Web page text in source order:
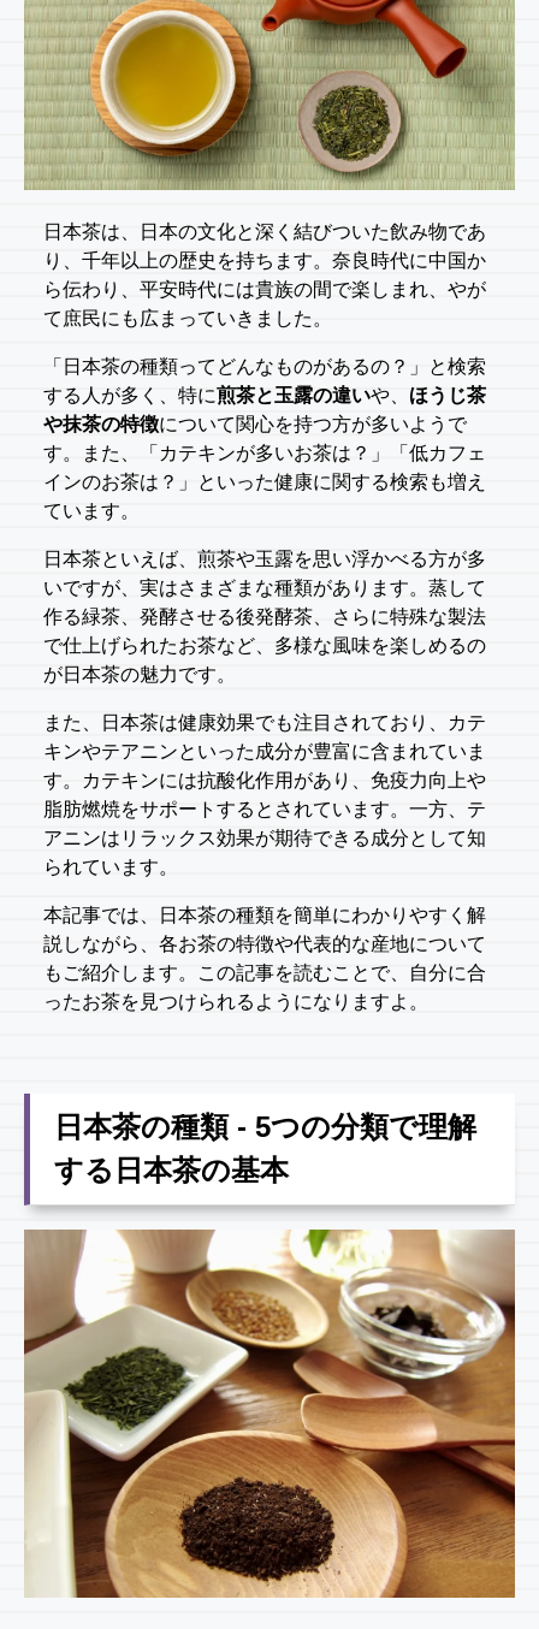
日本茶は、日本の文化と深く結びついた飲み物であ
り、千年以上の歴史を持ちます。奈良時代に中国か
ら伝わり、平安時代には貴族の間で楽しまれ、やが
て庶民にも広まっていきました。
「日本茶の種類ってどんなものがあるの？」と検索
する人が多く、特に煎茶と玉露の違いや、 ほうじ茶
や抹茶の特徴について関心を持つ方が多いようで
す。また、「カテキンが多いお茶は？」「低カフェ
インのお茶は？」といった健康に関する検索も増え
ています。
日本茶といえば、煎茶や玉露を思い浮かべる方が多
いですが、実はさまざまな種類があります。蒸して
作る緑茶、発酵させる後発酵茶、さらに特殊な製法
で仕上げられたお茶など、多様な風味を楽しめるの
が日本茶の魅力です。
また、日本茶は健康効果でも注目されており、カテ
キンやテアニンといった成分が豊富に含まれていま
す。カテキンには抗酸化作用があり、免疫力向上や
脂肪燃焼をサポートするとされています。一方、テ
アニンはリラックス効果が期待できる成分として知
られています。
本記事では、日本茶の種類を簡単にわかりやすく解
説しながら、各お茶の特徴や代表的な産地について
もご紹介します。この記事を読むことで、自分に合
ったお茶を見つけられるようになりますよ。
日本茶の種類 - 5つの分類で理解
する日本茶の基本